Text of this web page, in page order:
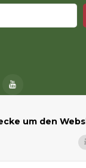
um den